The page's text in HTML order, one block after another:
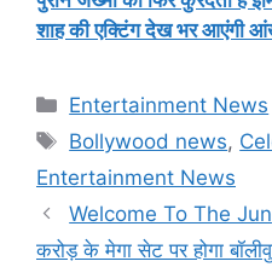
शाह की एक्टिंग देख भर आएंगी
Categories
Entertainment News
Tags
Bollywood news,
Entertainment News
Welcome To The
करोड़ के मेगा सेट पर होगा